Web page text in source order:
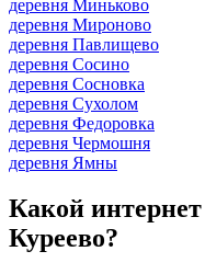
деревня Миньково
деревня Мироново
деревня Павлищево
деревня Сосино
деревня Сосновка
деревня Сухолом
деревня Федоровка
деревня Чермошня
деревня Ямны
Какой
Куреево?